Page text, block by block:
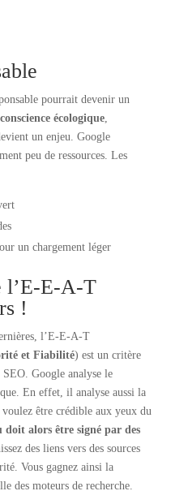
pourrait devenir un
écologique,
un enjeu. Google
peu de ressources. Les
un chargement léger
l’E-E-A-T
!
l’E-E-A-T
et Fiabilité) est un critère
Google analyse le
En effet, il analyse aussi la
être crédible aux yeux du
doit alors être signé par des
des liens vers des sources
Vous gagnez ainsi la
des moteurs de recherche.